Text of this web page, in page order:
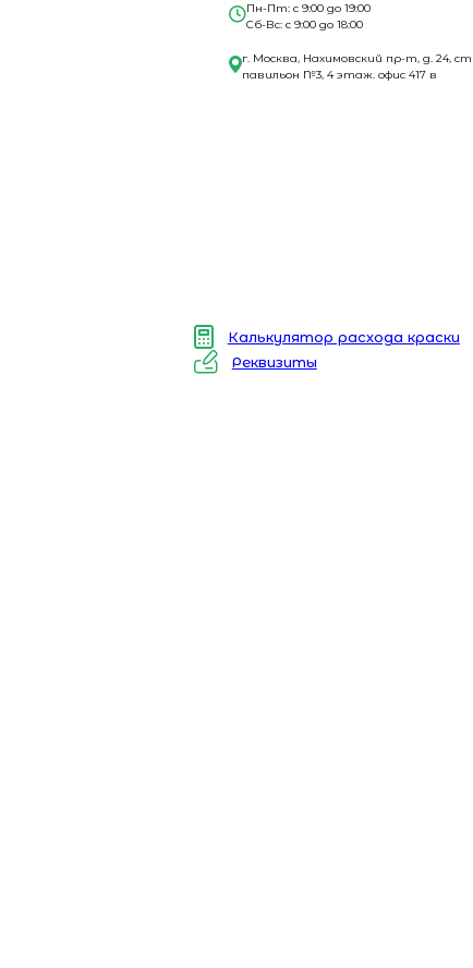
Пн-Пт: с 9:00 до 19:00
Сб-Вс: с 9:00 до 18:00
г. Москва, Нахимовский пр-т, д. 24,
павильон №3, 4 этаж. офис 417 в
Калькулятор расхода краски
Реквизиты